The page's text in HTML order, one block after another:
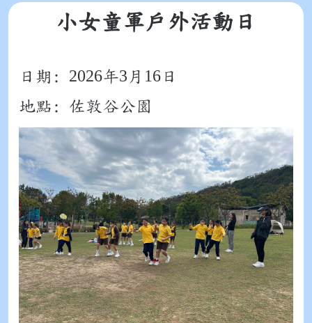
小女童軍戶外活動日
日期: 2026年3 月 16 日
地點: 佐敦谷公園